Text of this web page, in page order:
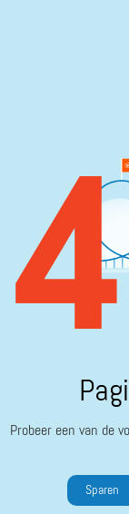
Probeer een van de
Sparen